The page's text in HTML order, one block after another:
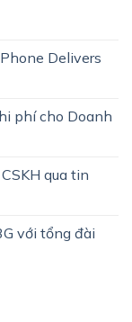
Delivers
phí cho Doanh
qua tin
với tổng đài